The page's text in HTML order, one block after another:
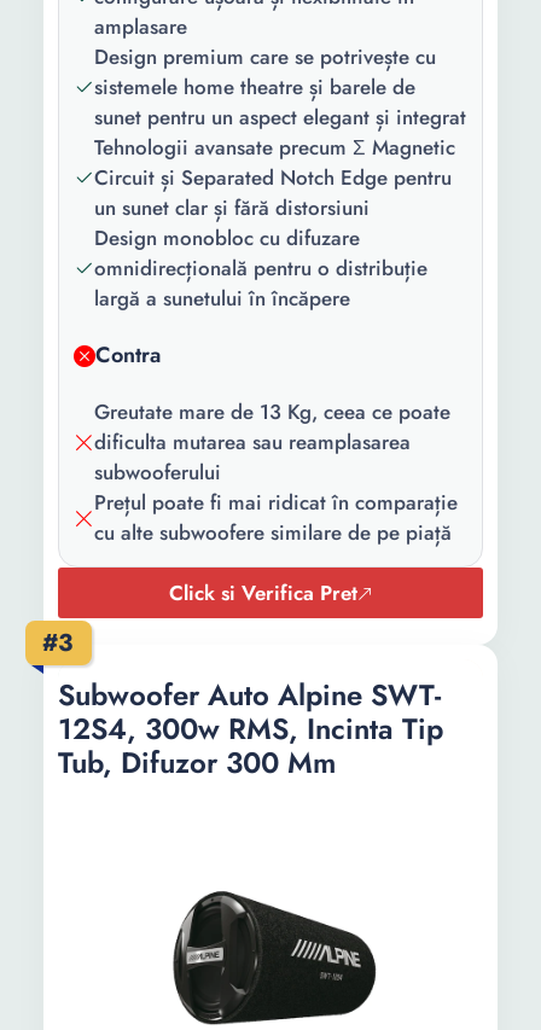
Greutate:
Functii:
Auto Stand-by
Culoare:
Negru
Dimensiuni
subwoofer (W
x D x H):
277 x 422 x 409 mm
amplasare
Design premium care se potrivește cu
sistemele home theatre și barele de
sunet pentru un aspect elegant și integrat
Tehnologii avansate precum Σ Magnetic
Circuit și Separated Notch Edge pentru
un sunet clar și fără distorsiuni
Design monobloc cu difuzare
omnidirecțională pentru o distribuție
largă a sunetului în încăpere
Contra
Greutate mare de 13 Kg, ceea ce poate
dificulta mutarea sau reamplasarea
subwooferului
Prețul poate fi mai ridicat în comparație
cu alte subwoofere similare de pe piață
Click si Verifica Pret
#3
Subwoofer Auto Alpine SWT-
12S4, 300w RMS, Incinta Tip
Tub, Difuzor 300 Mm